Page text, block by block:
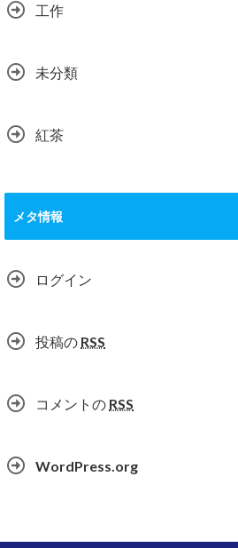
工作
未分類
紅茶
メタ情報
ログイン
投稿の RSS
コメントの RSS
WordPress.org